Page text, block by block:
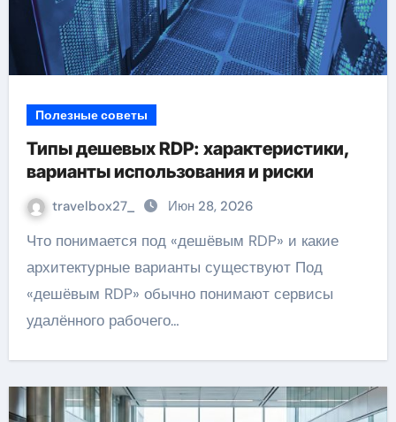
Полезные советы
Типы дешевых RDP: характеристики,
варианты использования и риски
travelbox27_ Июн 28, 2026
Что понимается под «дешёвым RDP» и какие
архитектурные варианты существуют Под
«дешёвым RDP» обычно понимают сервисы
удалённого рабочего…